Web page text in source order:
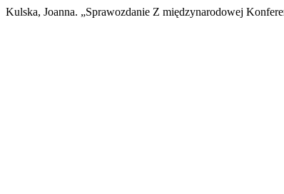
Kulska, Joanna. „Sprawozdanie Z międzynarodowej